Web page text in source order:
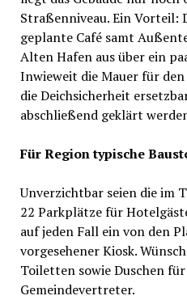
Straßenniveau. Ein Vorteil:
geplante Café samt
Alten Hafen aus über ein
Inwieweit die Mauer für
die Deichsicherheit
abschließend geklärt
Für Region typische
Unverzichtbar seien die im
22 Parkplätze für
auf jeden Fall ein von den
vorgesehener Kiosk.
Toiletten sowie Duschen
Gemeindevertreter.